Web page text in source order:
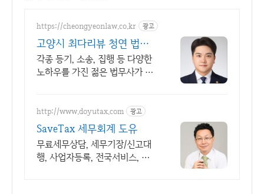
https://cheongyeonlaw.co.kr 광고
고양시 최다리뷰 청연 법무
사 젊은법무사 1:1 맞춤 해결
각종 등기, 소송, 집행 등 다양한
노하우를 가진 젊은 법무사가 해
http://www.doyutax.com 광고
SaveTax 세무회계 도유
무료세무상담, 세무기장/신고대
행, 사업자등록, 전국서비스, 우